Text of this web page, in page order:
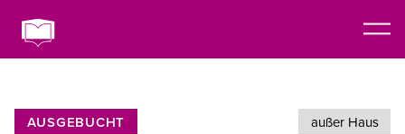
AUSGEBUCHT außer Haus